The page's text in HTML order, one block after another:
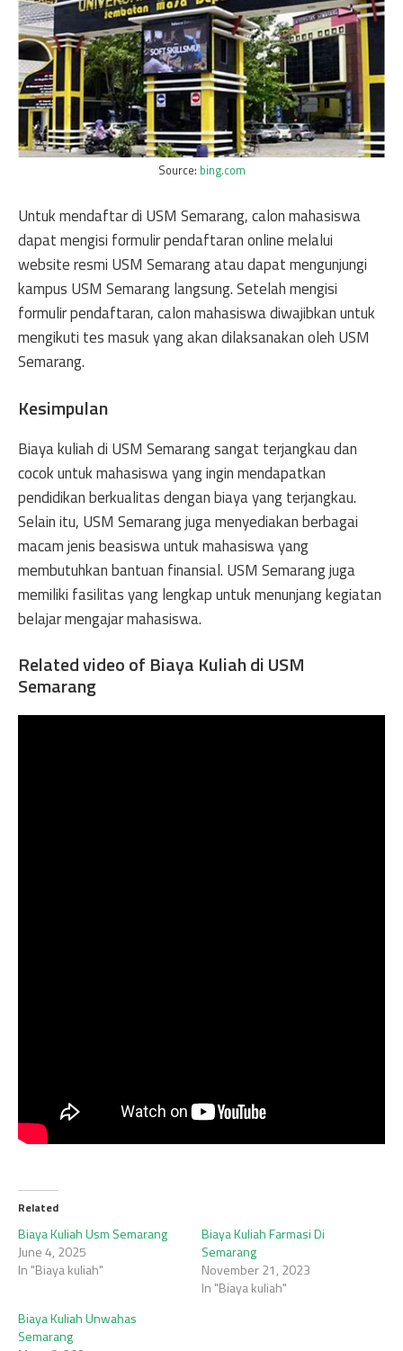
Source: bing.com
Untuk mendaftar di USM Semarang, calon mahasiswa
dapat mengisi formulir pendaftaran online melalui
website resmi USM Semarang atau dapat mengunjungi
kampus USM Semarang langsung. Setelah mengisi
formulir pendaftaran, calon mahasiswa diwajibkan untuk
mengikuti tes masuk yang akan dilaksanakan oleh USM
Semarang.
Kesimpulan
Biaya kuliah di USM Semarang sangat terjangkau dan
cocok untuk mahasiswa yang ingin mendapatkan
pendidikan berkualitas dengan biaya yang terjangkau.
Selain itu, USM Semarang juga menyediakan berbagai
macam jenis beasiswa untuk mahasiswa yang
membutuhkan bantuan finansial. USM Semarang juga
memiliki fasilitas yang lengkap untuk menunjang kegiatan
belajar mengajar mahasiswa.
Related video of Biaya Kuliah di USM
Semarang
Related
Biaya Kuliah Usm Semarang
June 4, 2025
In "Biaya kuliah"
Biaya Kuliah Farmasi Di
Semarang
November 21, 2023
In "Biaya kuliah"
Biaya Kuliah Unwahas
Semarang